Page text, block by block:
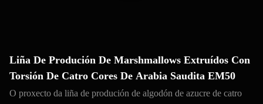
Liña De Produción De Marshmallows Extruídos Con
Torsión De Catro Cores De Arabia Saudita EM50
O proxecto da liña de produción de algodón de azucre de catro